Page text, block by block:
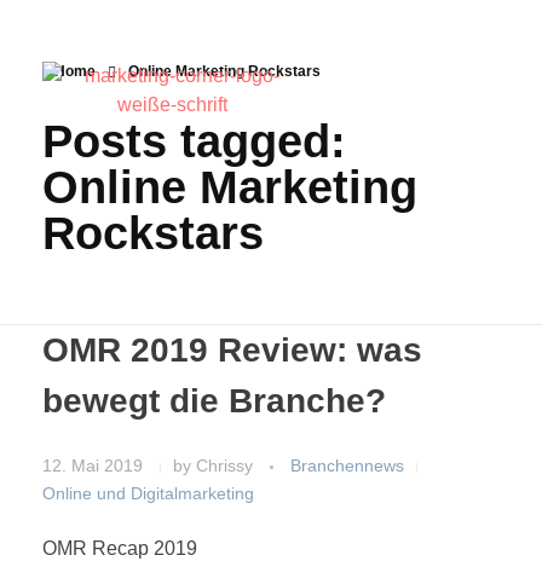
Home Online Marketing Rockstars
Posts tagged:
Online Marketing
Rockstars
OMR 2019 Review: was
bewegt die Branche?
12. Mai 2019 by Chrissy
Branchennews
Online und Digitalmarketing
OMR Recap 2019